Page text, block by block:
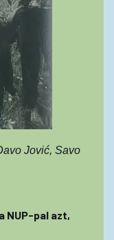
Jović, Savo
pal azt,